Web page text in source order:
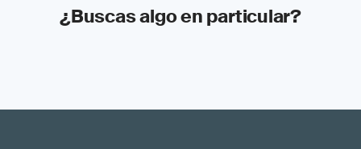
¿Buscas algo en particular?